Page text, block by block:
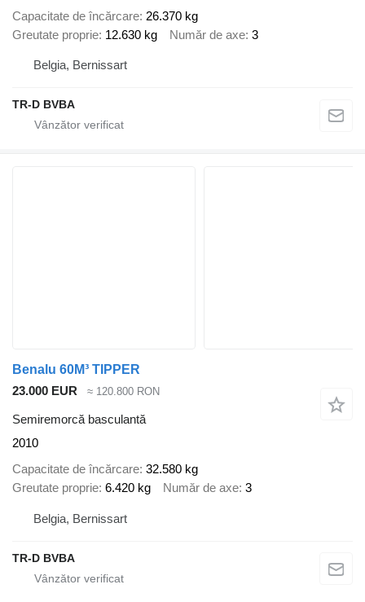
Capacitate de încărcare 26.370 kg
Greutate proprie 12.630 kg Număr de axe 3
Belgia, Bernissart
TR-D BVBA
Benalu 60M³ TIPPER
23.000 EUR
≈ 120.800 RON
Semiremorcă basculantă
2010
Capacitate de încărcare 32.580 kg
Greutate proprie 6.420 kg Număr de axe 3
Belgia, Bernissart
TR-D BVBA